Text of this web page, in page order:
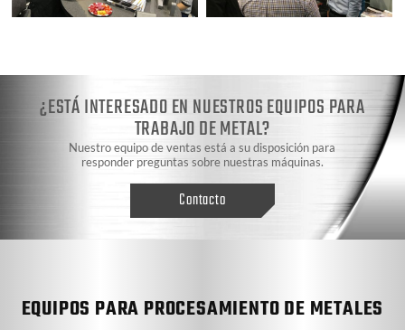
¿ESTÁ INTERESADO EN NUESTROS EQUIPOS PARA
TRABAJO DE METAL?
Nuestro equipo de ventas está a su disposición para
responder preguntas sobre nuestras máquinas.
Contacto
EQUIPOS PARA PROCESAMIENTO DE METALES